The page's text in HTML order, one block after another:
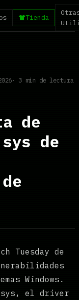
Tienda
· 3 min de lectura
de
de
Tuesday de
Windows.
el driver